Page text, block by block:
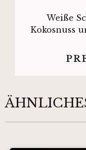
Weiße
Kokosnuss